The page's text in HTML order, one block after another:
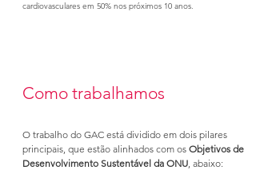
cardiovasculares em 50% nos próximos 10 anos.
Como trabalhamos
O trabalho do GAC está dividido em dois pilares
principais, que estão alinhados com os Objetivos de
Desenvolvimento Sustentável da ONU, abaixo: